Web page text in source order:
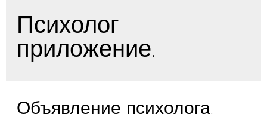
Психолог
приложение.
Объявление психолога.